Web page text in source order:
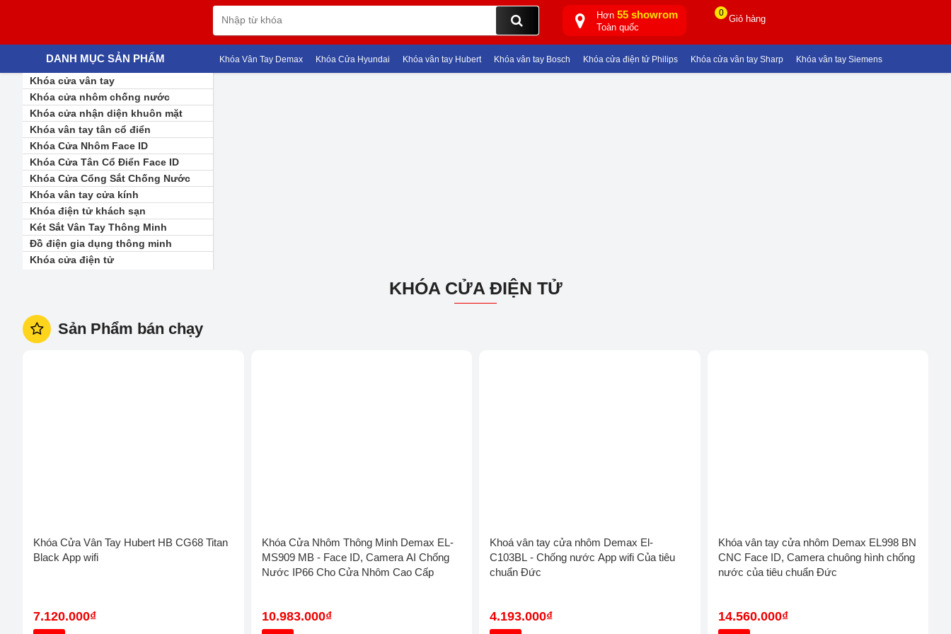
Hơn55 showrom
Toàn quốc
0
Giỏ hàng
DANH MỤC SẢN PHẨM
Khóa cửa vân tay
Khóa cửa nhôm chống nước
Khóa cửa nhận diện khuôn mặt
Khóa vân tay tân cổ điển
Khóa Cửa Nhôm Face ID
Khóa Cửa Tân Cổ Điển Face ID
Khóa Cửa Cổng Sắt Chống Nước
Khóa vân tay cửa kính
Khóa điện tử khách sạn
Két Sắt Vân Tay Thông Minh
Đồ điện gia dụng thông minh
Khóa cửa điện tử
Khóa Vân Tay Demax Khóa Cửa Hyundai Khóa vân tay Hubert Khóa vân tay Bosch Khóa cửa điện tử Philips Khóa cửa vân tay Sharp Khóa vân tay Siemens
KHÓA CỬA ĐIỆN TỬ
Khóa Cửa Vân Tay Hubert HB CG68
Khóa Cửa Nhôm Thông Minh Demax EL-
Khoá vân tay cửa nhôm Demax El-
Khóa vân tay cửa nhôm Demax EL998